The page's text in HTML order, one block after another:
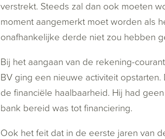
verstrekt. Steeds zal dan ook moeten
moment aangemerkt moet worden als
onafhankelijke derde niet zou hebben
Bij het aangaan van de rekening-
BV ging een nieuwe activiteit
de financiële haalbaarheid. Hij had
bank bereid was tot financiering.
Ook het feit dat in de eerste jaren van